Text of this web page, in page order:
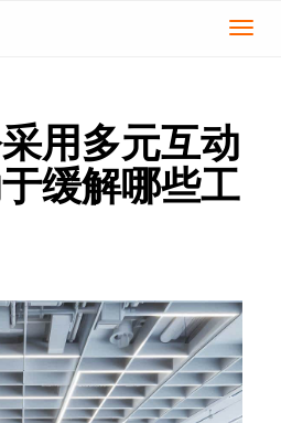
切
用多元互动
缓解哪些工